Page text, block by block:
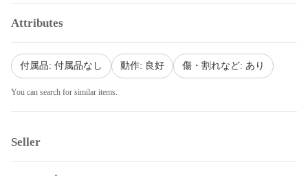
Attributes
付属品: 付属品なし 動作: 良好 傷・割れなど: あり
You can search for similar items.
Seller